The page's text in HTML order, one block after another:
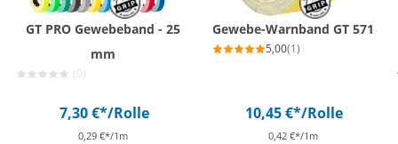
GT PRO Gewebeband - 25
mm
(0)
7,30 €*/Rolle
0,29 €*/1m
Gewebe-Warnband GT 571
5,00(1)
10,45 €*/Rolle
0,42 €*/1m